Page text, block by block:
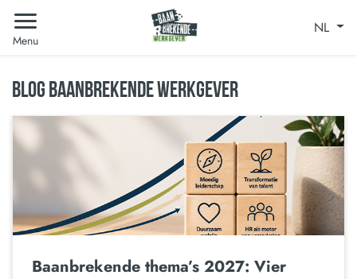
Menu
NL
BLOG BAANBREKENDE WERKGEVER
Baanbrekende thema’s 2027: Vier